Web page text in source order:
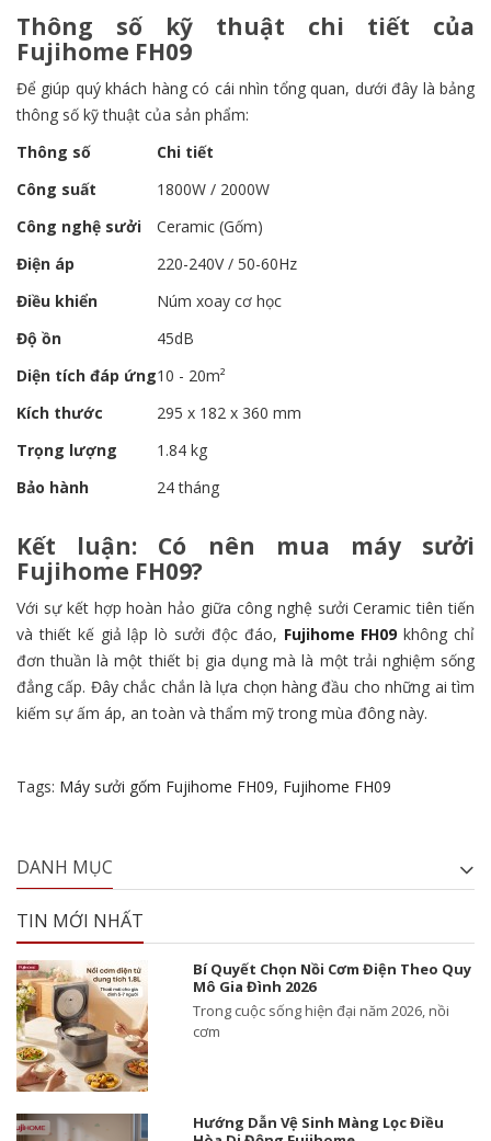
Thông số kỹ thuật chi tiết của
Fujihome FH09
Để giúp quý khách hàng có cái nhìn tổng quan, dưới đây là bảng
thông số kỹ thuật của sản phẩm:
Thông số
Chi tiết
Công suất
1800W / 2000W
Công nghệ sưởi
Ceramic (Gốm)
Điện áp
220-240V / 50-60Hz
Điều khiển
Núm xoay cơ học
Độ ồn
45dB
Diện tích đáp ứng10 - 20m²
Kích thước
295 x 182 x 360 mm
Trọng lượng
1.84 kg
Bảo hành
24 tháng
Kết luận: Có nên mua máy sưởi
Fujihome FH09?
Với sự kết hợp hoàn hảo giữa công nghệ sưởi Ceramic tiên tiến
và thiết kế giả lập lò sưởi độc đáo, Fujihome FH09 không chỉ
đơn thuần là một thiết bị gia dụng mà là một trải nghiệm sống
đẳng cấp. Đây chắc chắn là lựa chọn hàng đầu cho những ai tìm
kiếm sự ấm áp, an toàn và thẩm mỹ trong mùa đông này.
Tags: Máy sưởi gốm Fujihome FH09, Fujihome FH09
DANH MỤC
TIN MỚI NHẤT
Bí Quyết Chọn Nồi Cơm Điện Theo Quy
Mô Gia Đình 2026
Trong cuộc sống hiện đại năm 2026, nồi
cơm
Hướng Dẫn Vệ Sinh Màng Lọc Điều